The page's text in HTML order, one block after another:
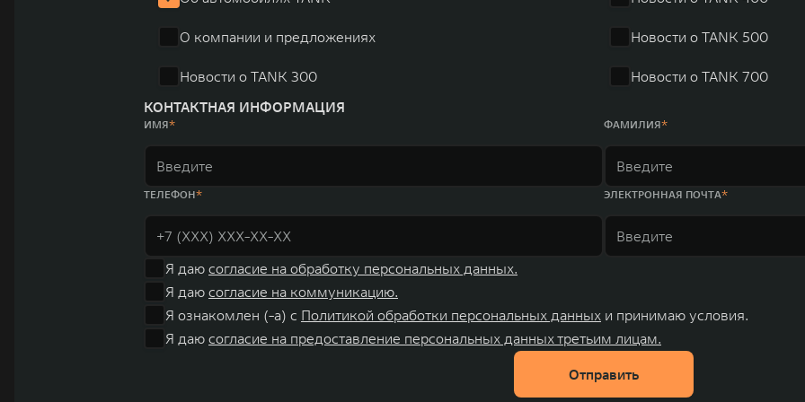
О компании и предложениях
Новости о TANK 300
Новости о TANK 500
Новости о TANK 700
КОНТАКТНАЯ ИНФОРМАЦИЯ
ИМЯ ФАМИЛИЯ
ТЕЛЕФОН ЭЛЕКТРОННАЯ ПОЧТА
Я даю согласие на обработку персональных данных.
Я даю согласие на коммуникацию.
Я ознакомлен (-а) с Политикой обработки персональных данных и принимаю условия.
Я даю согласие на предоставление персональных данных третьим лицам.
Отправить